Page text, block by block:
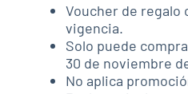
Voucher de regalo
vigencia.
Solo puede
30 de noviembre
No aplica